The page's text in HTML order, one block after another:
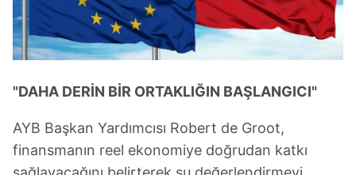
Sizlere daha iyi bir hizmet sunabilmek için İnternet
Sitemizde kendimize ve üçüncü kişilere ait çerezler
kullanılmaktadır. Bu çerezler vasıtasıyla çeşitli kişisel
toplumu hizmetlerinin sunulması amacıyla
kılınması ve kişiselleştirilmesi ve sizlere yönelik
reklam/pazarlama faaliyetlerinin yapılması, amaçlarıyla
sınırlı olarak açık rızanız dahilinde kullanılacaktır.
"DAHA DERİN BİR ORTAKLIĞIN BAŞLANGICI"
AYB Başkan Yardımcısı Robert de Groot,
finansmanın reel ekonomiye doğrudan katkı